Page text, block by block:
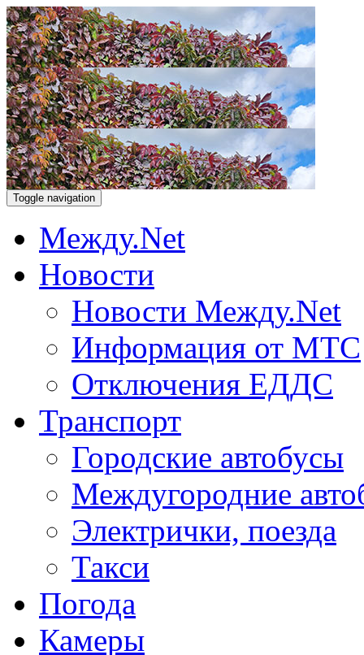
Toggle navigation
Между.Net
Новости
Новости Между.Net
Информация от МТС
Отключения ЕДДС
Транспорт
Городские автобусы
Междугородние
Электрички, поезда
Такси
Погода
Камеры